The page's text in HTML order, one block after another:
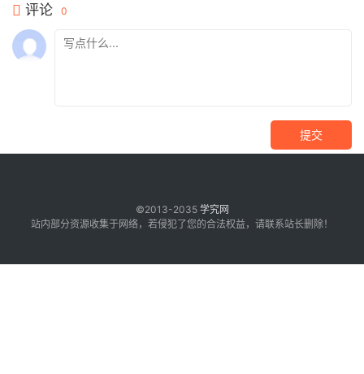
评论 0
提交
©2013-2035 学究网
站内部分资源收集于网络，若侵犯了您的合法权益，请联系站长删除！